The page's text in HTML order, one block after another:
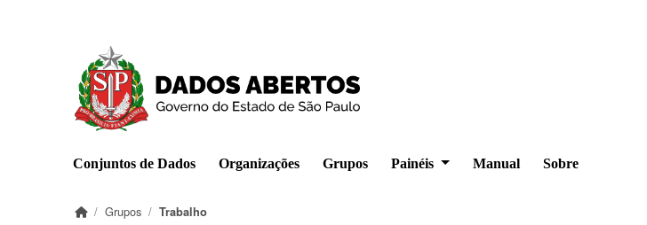
Conjuntos de Dados Organizações Grupos Painéis Manual Sobre
Grupos Trabalho